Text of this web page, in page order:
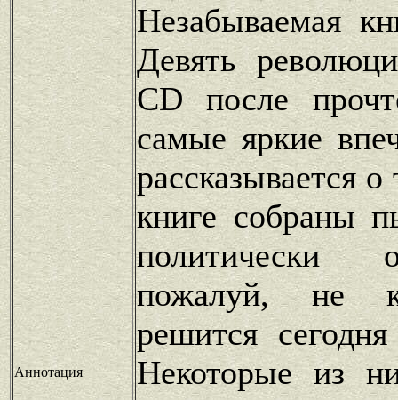
Аннотация
Незабываемая
Девять
CD после
самые яркие
рассказывается
книге собраны
политически
пожалуй, не
решится
Некоторые из